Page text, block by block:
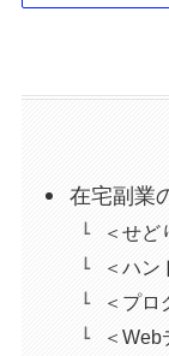
在宅副業
＜せど
＜ハン
＜プロ
＜Web